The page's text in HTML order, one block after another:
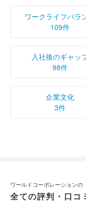
ワークライフバラ
109件
入社後のギャッ
98件
企業文化
3件
ワールドコーポレーションの
全ての評判・口コ